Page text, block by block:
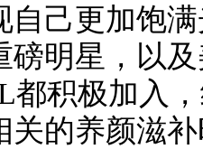
自己更加饱
磅明星，以
都积极加入
关的养颜滋